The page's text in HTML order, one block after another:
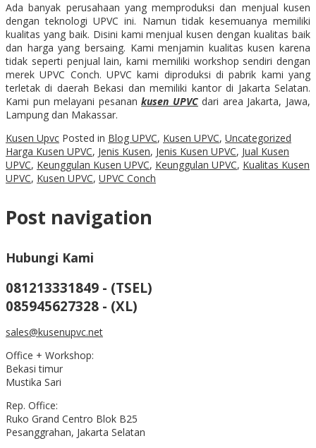
Ada banyak perusahaan yang memproduksi dan menjual kusen
dengan teknologi UPVC ini. Namun tidak kesemuanya memiliki
kualitas yang baik. Disini kami menjual kusen dengan kualitas baik
dan harga yang bersaing. Kami menjamin kualitas kusen karena
tidak seperti penjual lain, kami memiliki workshop sendiri dengan
merek UPVC Conch. UPVC kami diproduksi di pabrik kami yang
terletak di daerah Bekasi dan memiliki kantor di Jakarta Selatan.
Kami pun melayani pesanankusen UPVCdari area Jakarta, Jawa,
Lampung dan Makassar.
Kusen Upvc Posted in Blog UPVC, Kusen UPVC, Uncategorized
Harga Kusen UPVC, Jenis Kusen, Jenis Kusen UPVC, Jual Kusen
UPVC, Keunggulan Kusen UPVC, Keunggulan UPVC, Kualitas Kusen
UPVC, Kusen UPVC, UPVC Conch
Post navigation
Hubungi Kami
081213331849 - (TSEL)
085945627328 - (XL)
sales@kusenupvc.net
Office + Workshop:
Bekasi timur
Mustika Sari
Rep. Office:
Ruko Grand Centro Blok B25
Pesanggrahan, Jakarta Selatan